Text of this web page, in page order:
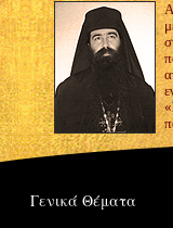
Γενικά Θέματα